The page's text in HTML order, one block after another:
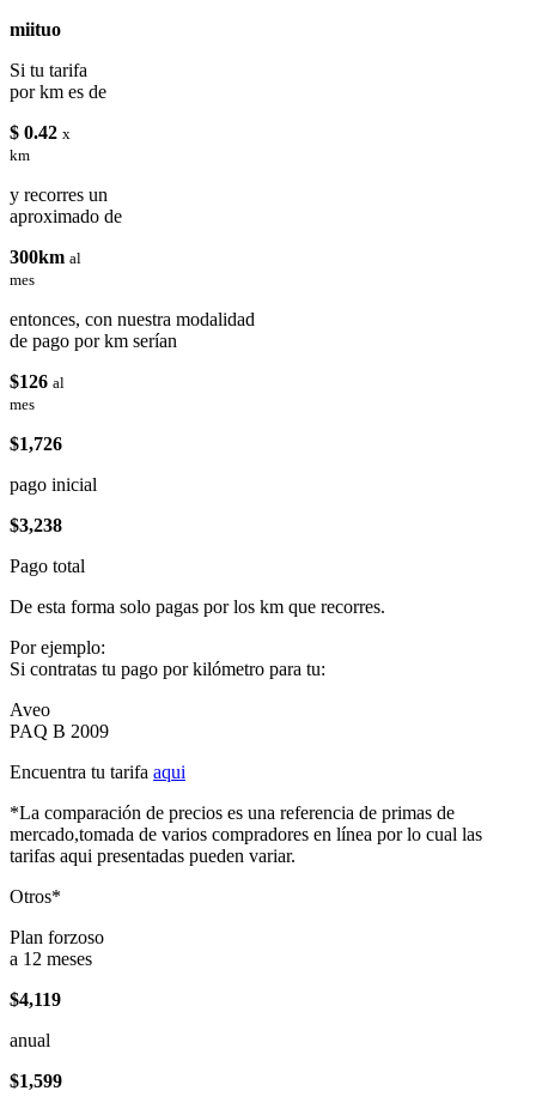
miituo
Si tu tarifa
por km es de
$ 0.42 x
km
y recorres un
aproximado de
300km al
mes
entonces, con nuestra modalidad
de pago por km serían
$126 al
mes
$1,726
pago inicial
$3,238
Pago total
De esta forma solo pagas por los km que recorres.
Por ejemplo:
Si contratas tu pago por kilómetro para tu:
Aveo
PAQ B 2009
Encuentra tu tarifa aqui
*La comparación de precios es una referencia de primas de
mercado,tomada de varios compradores en línea por lo cual las
tarifas aqui presentadas pueden variar.
Otros*
Plan forzoso
a 12 meses
$4,119
anual
$1,599